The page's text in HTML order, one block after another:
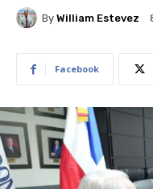
By William Estevez
Facebook